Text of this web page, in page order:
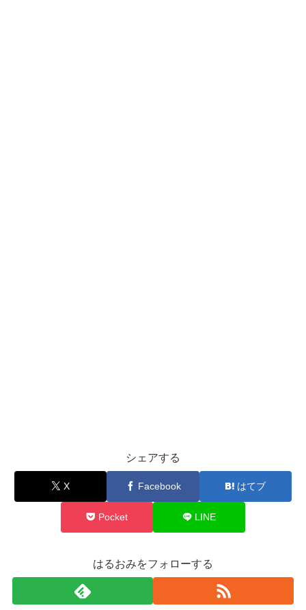
シェアする
X Facebook はてブ
Pocket LINE
はるおみをフォローする